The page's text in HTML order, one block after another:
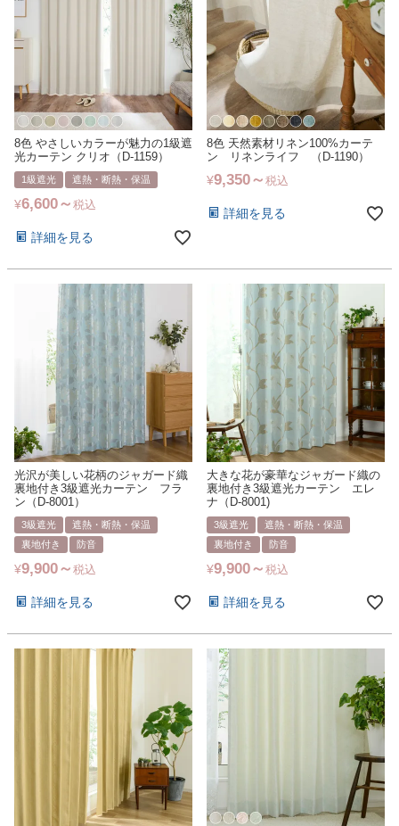
8色 やさしいカラーが魅力の1級遮
光カーテン クリオ（D-1159）
1級遮光 遮熱・断熱・保温
¥6,600 税込
詳細を見る
8色 天然素材リネン100%カーテ
ン リネンライフ （D-1190）
¥9,350 税込
詳細を見る
光沢が美しい花柄のジャガード織
裏地付き3級遮光カーテン フラ
ン（D-8001）
3級遮光
遮熱・断熱・保温
裏地付き
防音
¥9,900 税込
詳細を見る
大きな花が豪華なジャガード織の
裏地付き3級遮光カーテン エレ
ナ（D-8001)
3級遮光
遮熱・断熱・保温
裏地付き
防音
¥9,900 税込
詳細を見る